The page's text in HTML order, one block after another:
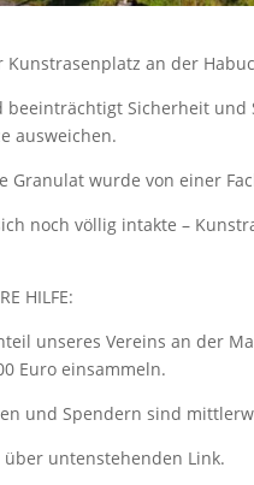
Kunstrasenplatz an der
Sicherheit und
ausweichen.
Granulat wurde von einer
noch völlig intakte –
HILFE:
unseres Vereins an der
Euro einsammeln.
und Spendern sind
untenstehenden Link.